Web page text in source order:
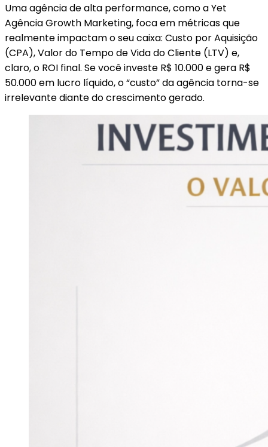
Uma agência de alta performance, como a Yet
Agência Growth Marketing, foca em métricas que
realmente impactam o seu caixa: Custo por Aquisição
(CPA), Valor do Tempo de Vida do Cliente (LTV) e,
claro, o ROI final. Se você investe R$ 10.000 e gera R$
50.000 em lucro líquido, o “custo” da agência torna-se
irrelevante diante do crescimento gerado.